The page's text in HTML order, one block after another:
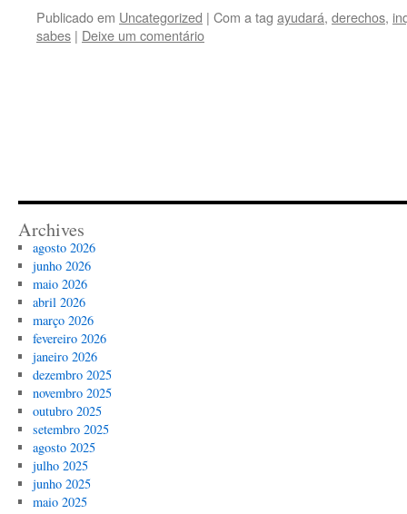
Publicado em Uncategorized | Com a tag ayudará, derechos,
sabes | Deixe um comentário
Archives
agosto 2026
junho 2026
maio 2026
abril 2026
março 2026
fevereiro 2026
janeiro 2026
dezembro 2025
novembro 2025
outubro 2025
setembro 2025
agosto 2025
julho 2025
junho 2025
maio 2025